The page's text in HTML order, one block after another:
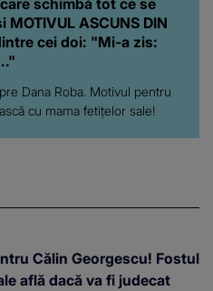
ASCUNS DIN
cei doi: "Mi-a zis:
Dana Roba. Motivul pentru
cu mama fetițelor sale!
Călin Georgescu! Fostul
află dacă va fi judecat